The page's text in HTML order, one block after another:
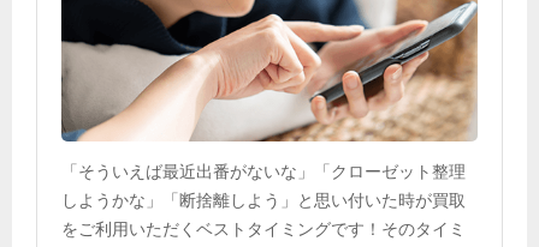
「そういえば最近出番がないな」「クローゼット整理
しようかな」「断捨離しよう」と思い付いた時が買取
をご利用いただくベストタイミングです！そのタイミ